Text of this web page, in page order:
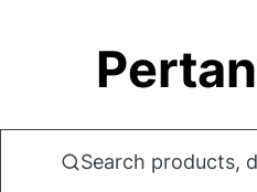
Search products,